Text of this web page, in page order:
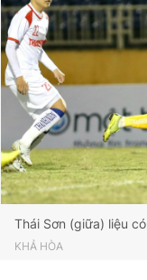
Thái Sơn (giữa) liệu
KHẢ HÒA